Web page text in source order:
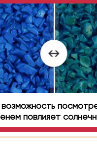
повлияет